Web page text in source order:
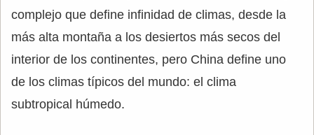
complejo que define infinidad de climas, desde la
más alta montaña a los desiertos más secos del
interior de los continentes, pero China define uno
de los climas típicos del mundo: el clima
subtropical húmedo.